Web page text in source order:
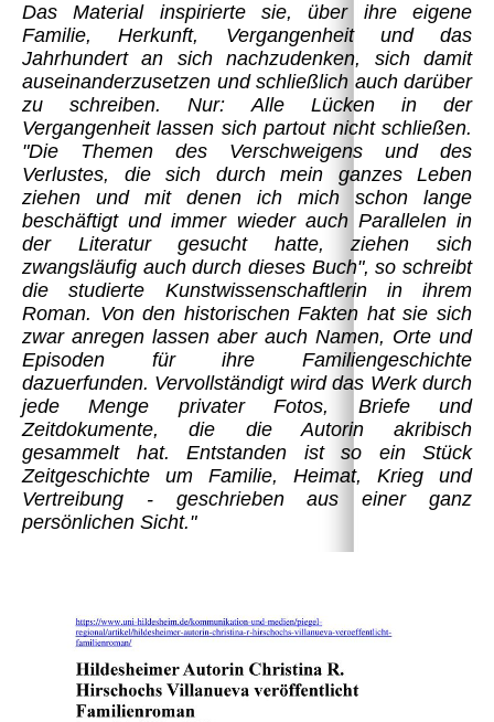
Das Material inspirierte sie, über ihre eigene
Familie, Herkunft, Vergangenheit und das
Jahrhundert an sich nachzudenken, sich damit
auseinanderzusetzen und schließlich auch darüber
zu schreiben. Nur: Alle Lücken in der
Vergangenheit lassen sich partout nicht schließen.
"Die Themen des Verschweigens und des
Verlustes, die sich durch mein ganzes Leben
ziehen und mit denen ich mich schon lange
beschäftigt und immer wieder auch Parallelen in
der Literatur gesucht hatte, ziehen sich
zwangsläufig auch durch dieses Buch", so schreibt
die studierte Kunstwissenschaftlerin in ihrem
Roman. Von den historischen Fakten hat sie sich
zwar anregen lassen aber auch Namen, Orte und
Episoden für ihre Familiengeschichte
dazuerfunden. Vervollständigt wird das Werk durch
jede Menge privater Fotos, Briefe und
Zeitdokumente, die die Autorin akribisch
gesammelt hat. Entstanden ist so ein Stück
Zeitgeschichte um Familie, Heimat, Krieg und
Vertreibung - geschrieben aus einer ganz
persönlichen Sicht."